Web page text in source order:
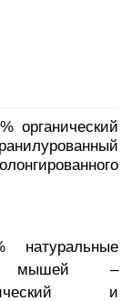
органический
натуральные
мышей –
и